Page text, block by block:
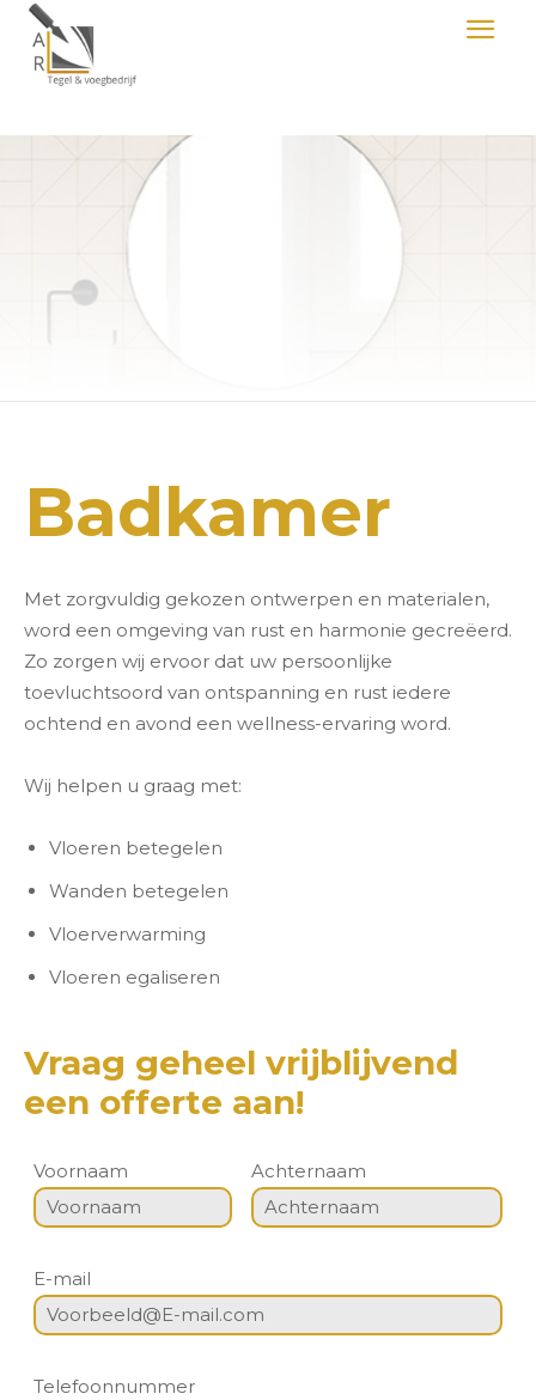
Badkamer
Met zorgvuldig gekozen ontwerpen en materialen,
word een omgeving van rust en harmonie gecreëerd.
Zo zorgen wij ervoor dat uw persoonlijke
toevluchtsoord van ontspanning en rust iedere
ochtend en avond een wellness-ervaring word.
Wij helpen u graag met:
Vloeren betegelen
Wanden betegelen
Vloerverwarming
Vloeren egaliseren
Vraag geheel vrijblijvend
een offerte aan!
Voornaam Achternaam
E-mail
Telefoonnummer